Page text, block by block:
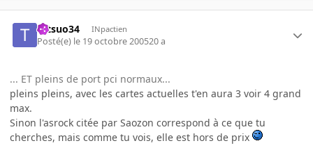
tetsuo34 INpactien
Posté(e) le 19 octobre 200520 a
... ET pleins de port pci normaux...
pleins pleins, avec les cartes actuelles t'en aura 3 voir 4 grand
max.
Sinon l'asrock citée par Saozon correspond à ce que tu
cherches, mais comme tu vois, elle est hors de prix